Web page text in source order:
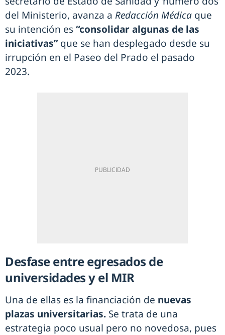
del Ministerio, avanza a Redacción Médica que
su intención es“consolidar algunas de las
iniciativas” que se han desplegado desde su
irrupción en el Paseo del Prado el pasado
2023.
Desfase entre egresados de
universidades y el MIR
Una de ellas es la financiación de nuevas
plazas universitarias. Se trata de una
estrategia poco usual pero no novedosa, pues